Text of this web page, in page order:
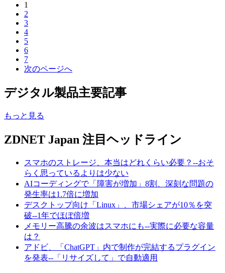
1
2
3
4
5
6
7
次のページへ
デジタル製品主要記事
もっと見る
ZDNET Japan 注目ヘッドライン
スマホのストレージ、本当はどれくらい必要？--おそ
らく思っているよりは少ない
AIコーディングで「障害が増加」8割、深刻な問題の
発生率は1.7倍に増加
デスクトップ向け「Linux」、市場シェアが10％を突
破--1年でほぼ倍増
メモリー高騰の余波はスマホにも--実際に必要な容量
は？
アドビ、「ChatGPT」内で制作が完結するプラグイン
を発表--「リサイズして」で自動適用